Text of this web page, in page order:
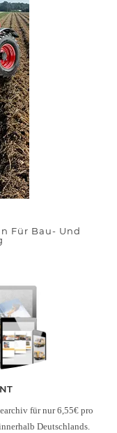
Für Bau- Und
für nur 6,55€ pro
Deutschlands.